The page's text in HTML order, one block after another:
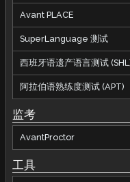
Avant PLACE
SuperLanguage 测试
西班牙语遗产语言测试
阿拉伯语熟练度测试 (APT)
监考
AvantProctor
工具